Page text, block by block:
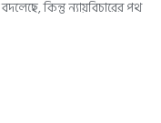
কিন্তু ন্যায়বিচারের পথ